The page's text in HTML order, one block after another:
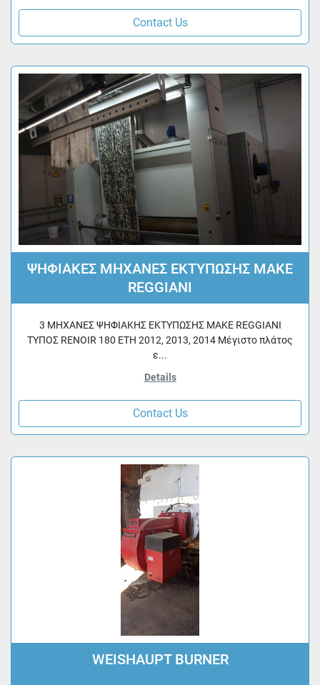
Contact Us
ΨΗΦΙΑΚΕΣ ΜΗΧΑΝΕΣ ΕΚΤΥΠΩΣΗΣ MAKE
REGGIANI
3 ΜΗΧΑΝΕΣ ΨΗΦΙΑΚΗΣ ΕΚΤΥΠΩΣΗΣ MAKE REGGIANI
ΤΥΠΟΣ RENOIR 180 ΕΤΗ 2012, 2013, 2014 Μέγιστο πλάτος
ε...
Details
Contact Us
WEISHAUPT BURNER